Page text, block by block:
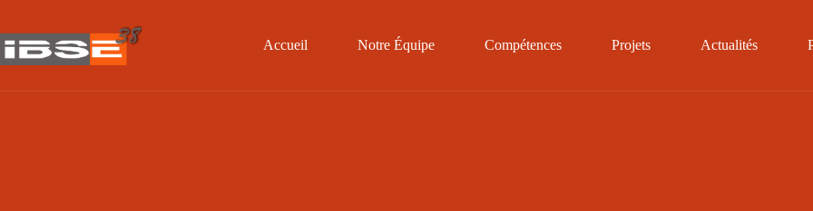
contenu
Accueil Notre Équipe Compétences Projets Actualités